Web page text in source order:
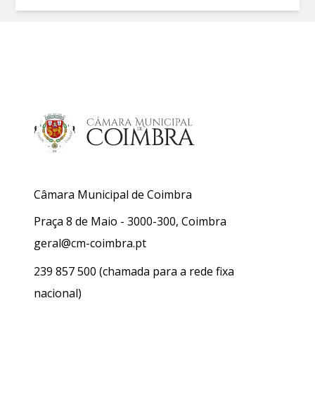
Câmara Municipal de Coimbra
Praça 8 de Maio - 3000-300, Coimbra
geral@cm-coimbra.pt
239 857 500 (chamada para a rede fixa
nacional)